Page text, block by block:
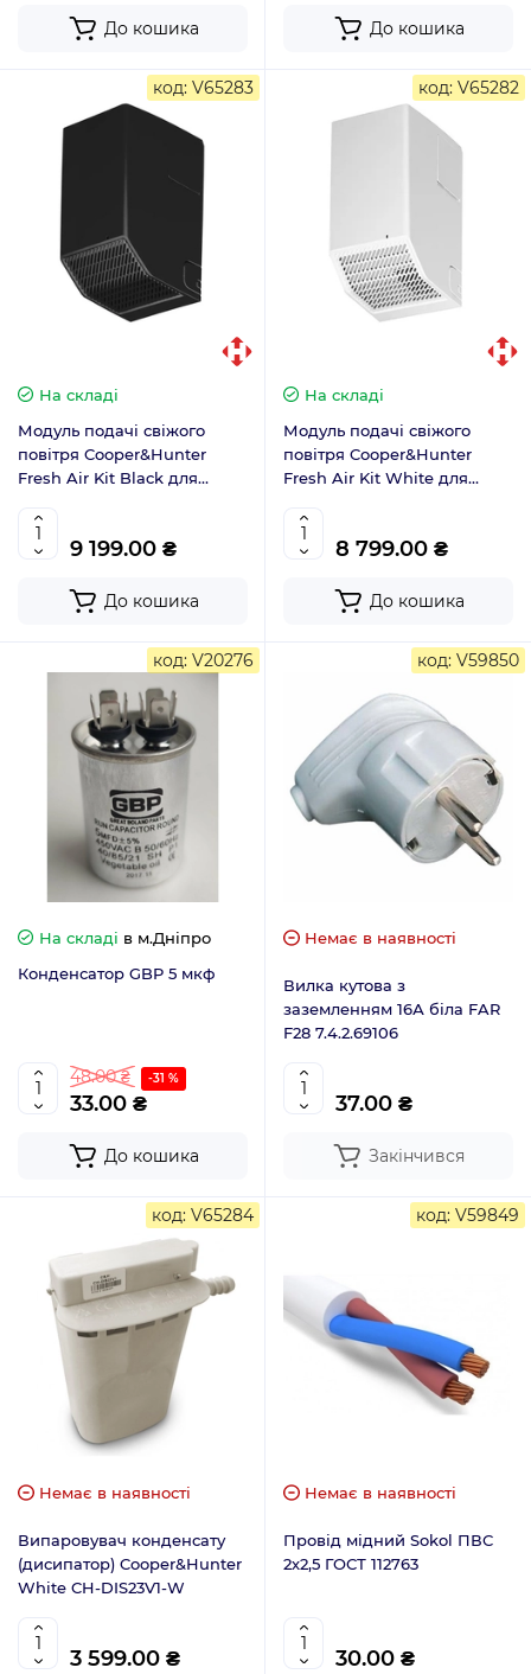
До кошика До кошика
код: V65283
На складі
Модуль подачі свіжого
повітря Cooper&Hunter
Fresh Air Kit Black для
CH-HRV030S-BL
9 199.00 ₴
До кошика
код: V65282
На складі
Модуль подачі свіжого
повітря Cooper&Hunter
Fresh Air Kit White для
CH-HRV030S-WP
8 799.00 ₴
До кошика
код: V20276
На складі в м.Дніпро
Конденсатор GBP 5 мкф
48.00 ₴ -31 %
33.00 ₴
До кошика
код: V59850
Немає в наявності
Вилка кутова з
заземленням 16А біла FAR
F28 7.4.2.69106
37.00 ₴
Закінчився
код: V65284
Немає в наявності
Випаровувач конденсату
(дисипатор) Cooper&Hunter
White CH-DIS23V1-W
3 599.00 ₴
код: V59849
Немає в наявності
Провід мідний Sokol ПВС
2х2,5 ГОСТ 112763
30.00 ₴